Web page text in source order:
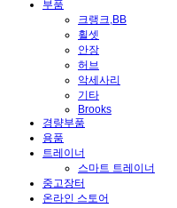
부품
크랭크,BB
휠셋
안장
허브
악세사리
기타
Brooks
경량부품
용품
트레이너
스마트 트레이너
중고장터
온라인 스토어